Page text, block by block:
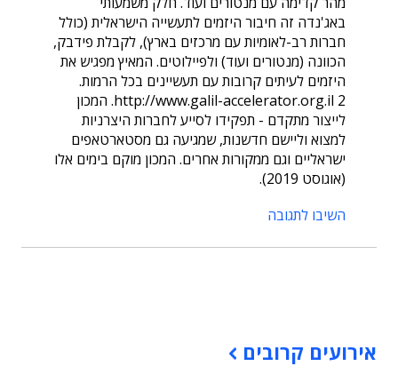
באג'נדה זה חיבור היזמים לתעשייה הישראלית (כולל
חברות רב-לאומיות עם מרכזים בארץ), לקבלת פידבק,
הכוונה (מנטורים ועוד) ולפיילוטים. המאיץ מפגיש את
היזמים לעיתים קרובות עם תעשיינים בכל הרמות.
http://www.galil-accelerator.org.il 2. המכון
לייצור מתקדם - תפקידו לסייע לחברות היצרניות
למצוא וליישם חדשנות, שמגיעה גם מסטארטאפים
ישראליים וגם ממקורות אחרים. המכון מוקם בימים אלו
(אוגוסט 2019).
השיבו לתגובה
אירועים קרובים